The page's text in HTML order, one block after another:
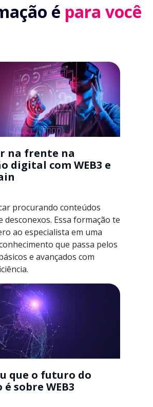
é para você
na frente na
digital com WEB3 e
procurando conteúdos
desconexos. Essa formação te
ao especialista em uma
que passa pelos
e avançados com
que o futuro do
sobre WEB3